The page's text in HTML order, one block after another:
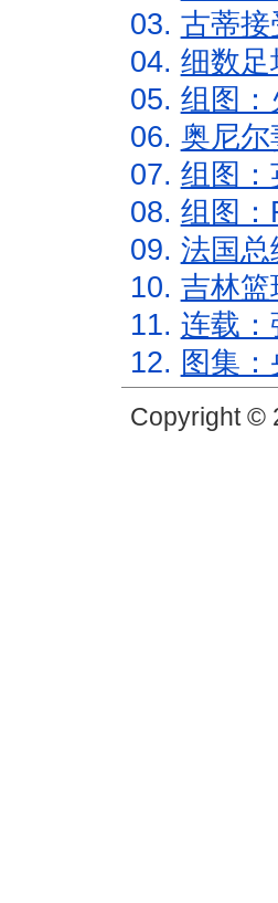
03. 古蒂
04. 细数
05. 组图
06. 奥尼
07. 组图
08. 组图
09. 法国总
10. 吉林
11. 连载
12. 图集
Copyright ©